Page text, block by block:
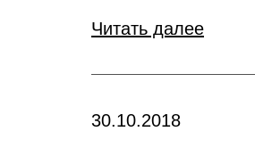
Читать далее
30.10.2018